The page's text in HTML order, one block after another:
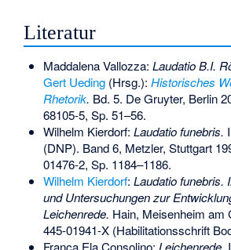
Literatur
Maddalena Vallozza: Laudatio B.I.
Gert Ueding(Hrsg.): Historisches
Rhetorik. Bd. 5. De Gruyter, Berlin
68105-5, Sp. 51–56.
Wilhelm Kierdorf: Laudatio funebris.
(DNP). Band 6, Metzler, Stuttgart
01476-2, Sp. 1184–1186.
Wilhelm Kierdorf: Laudatio funebris.
und Untersuchungen zur
Leichenrede. Hain, Meisenheim am
445-01941-X(Habilitationsschrift
Franca Ela Consolino: Leichenrede.